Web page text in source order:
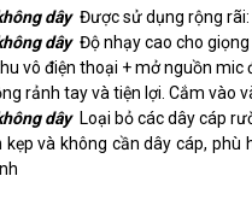
dây Được sử dụng rộng rãi:
dây Độ nhạy cao cho
vô điện thoại + mở nguồn mic
rảnh tay và tiện lợi. Cắm
dây Loại bỏ các dây cáp
kẹp và không cần dây cáp,